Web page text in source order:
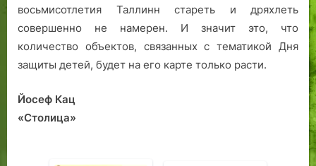
восьмисотлетия Таллинн стареть и дряхлеть
совершенно не намерен. И значит это, что
количество объектов, связанных с тематикой Дня
защиты детей, будет на его карте только расти.
Йосеф Кац
«Столица»